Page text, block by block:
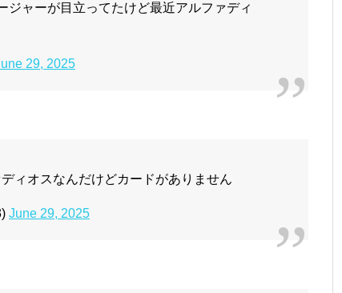
ジャーが目立ってたけど最近アルファディ
29, 2025
ィオスなんだけどカードがありません
June 29, 2025